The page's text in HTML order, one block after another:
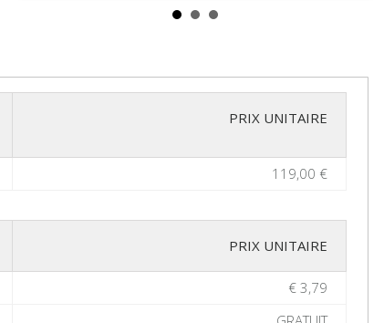
PRIX UNITAIRE
119,00 €
PRIX UNITAIRE
€ 3,79